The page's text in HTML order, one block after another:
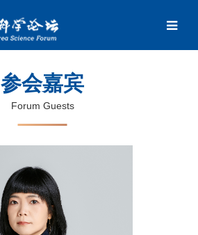
参会嘉宾
Forum Guests